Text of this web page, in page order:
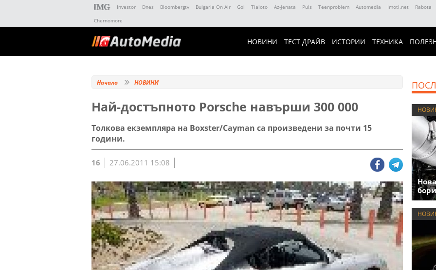
Investor Dnes Bloombergtv Bulgaria On Air Gol Tialoto Az-jenata Puls Teenproblem Automedia Imoti.net Rabota
Chernomore
НОВИНИ ТЕСТ ДРАЙВ ИСТОРИИ ТЕХНИКА
Начало НОВИНИ
Най-достъпното Porsche навърши 300 000
Толкова екземпляра на Boxster/Cayman са произведени за почти 15
години.
16 27.06.2011 15:08